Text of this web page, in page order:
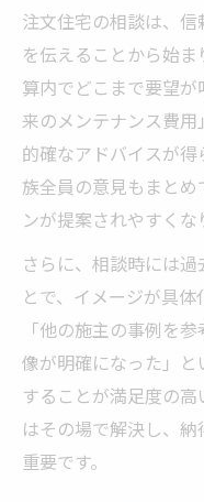
注文住宅相
法
失敗しない
目
注文住宅相
注文住宅の相談は、
を伝えることから始
算内でどこまで要望
来のメンテナンス費
的確なアドバイスが
族全員の意見もまと
ンが提案されやすくな
さらに、相談時には
とで、イメージが具体
「他の施主の事例を
像が明確になった」
することが満足度の
はその場で解決し、
重要です。